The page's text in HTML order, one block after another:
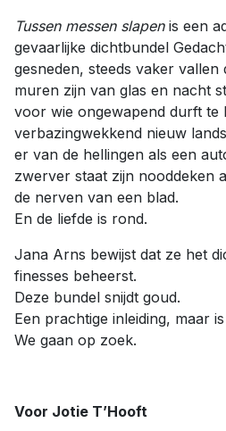
Tussen messen slapenis een
gevaarlijke dichtbundel
gesneden, steeds vaker vallen
muren zijn van glas en nacht
voor wie ongewapend durft te
verbazingwekkend nieuw
er van de hellingen als een
zwerver staat zijn nooddeken
de nerven van een blad.
En de liefde is rond.
Jana Arns bewijst dat ze het
finesses beheerst.
Deze bundel snijdt goud.
Een prachtige inleiding, maar
We gaan op zoek.
Voor Jotie T’Hooft